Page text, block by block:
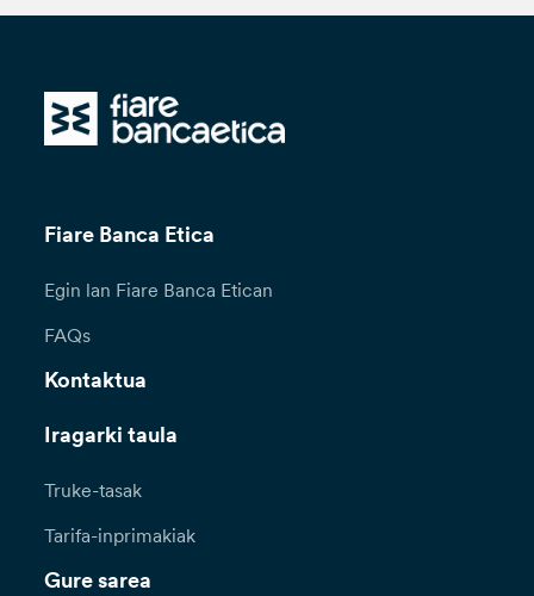
Fiare Banca Etica
Egin lan Fiare Banca Etican
FAQs
Kontaktua
Iragarki taula
Truke-tasak
Tarifa-inprimakiak
Gure sarea